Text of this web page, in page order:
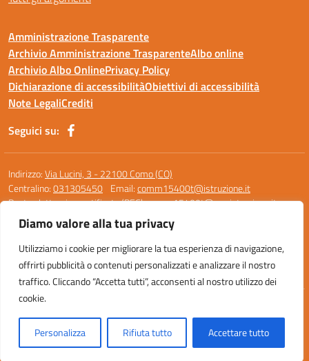
Diamo valore alla tua privacy
Utilizziamo i cookie per migliorare la tua esperienza di navigazione,
offrirti pubblicità o contenuti personalizzati e analizzare il nostro
traffico. Cliccando “Accetta tutti”, acconsenti al nostro utilizzo dei
cookie.
Personalizza Rifiuta tutto Accettare tutto
Amministrazione Trasparente
Archivio Amministrazione TrasparenteAlbo online
Archivio Albo OnlinePrivacy Policy
Dichiarazione di accessibilitàObiettivi di accessibilità
Note LegaliCrediti
Seguici su:
Indirizzo:Via Lucini, 3 - 22100 Como (CO)
Centralino:031305450 Email:comm15400t@istruzione.it
Posta elettronica certificata (PEC):comm15400t@pec.istruzione.it
Codice fiscale: 95119390136
Codice meccanografico:
COMM15400T
Codice unico di fatturazione (CUF): UF0M8Z